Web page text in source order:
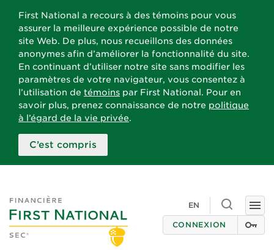
First National a recours à des témoins pour vous
assurer la meilleure expérience possible de notre
site Web. De plus, nous recueillons des données
anonymes afin d’améliorer la fonctionnalité du site.
En continuant d’utiliser notre site sans modifier les
paramètres de votre navigateur, vous consentez à
l’utilisation de témoins par First National. Pour en
savoir plus, prenez connaissance de notre politique
à l’égard de la vie privée.
C’est compris
EN
Toggle
search
CONNEXION